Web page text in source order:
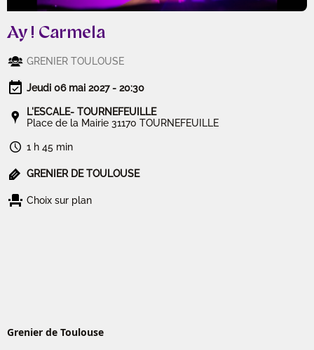
Ay ! Carmela
GRENIER TOULOUSE
Jeudi 06 mai 2027 - 20:30
L'ESCALE- TOURNEFEUILLE
Place de la Mairie 31170 TOURNEFEUILLE
1 h 45 min
GRENIER DE TOULOUSE
Choix sur plan
Grenier de Toulouse